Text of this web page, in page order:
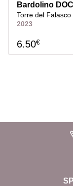
Bardolino DOC
Torre del Falasco
2023
6.50€